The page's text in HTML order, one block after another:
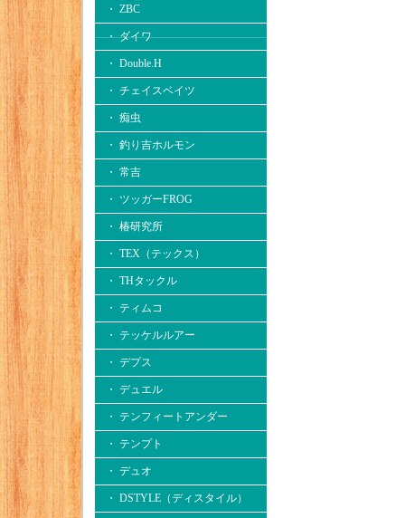
・ ZBC
・ ダイワ
・ Double.H
・ チェイスベイツ
・ 痴虫
・ 釣り吉ホルモン
・ 常吉
・ ツッガーFROG
・ 椿研究所
・ TEX（テックス）
・ THタックル
・ ティムコ
・ テッケルルアー
・ デプス
・ デュエル
・ テンフィートアンダー
・ テンプト
・ デュオ
・ DSTYLE（ディスタイル）